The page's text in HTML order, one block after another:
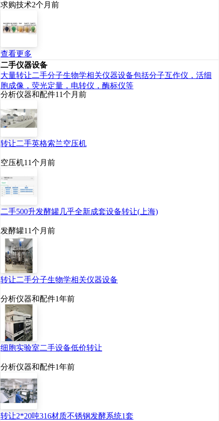
求购技术2个月前
查看更多
二手仪器设备
大量转让二手分子生物学相关仪器设备包括分子互作仪，活细
胞成像，荧光定量，电转仪，酶标仪等
分析仪器和配件11个月前
转让二手英格索兰空压机
空压机11个月前
二手500升发酵罐几乎全新成套设备转让(上海)
发酵罐11个月前
转让二手分子生物学相关仪器设备
分析仪器和配件1年前
细胞实验室二手设备低价转让
分析仪器和配件1年前
转让2*20吨316材质不锈钢发酵系统1套